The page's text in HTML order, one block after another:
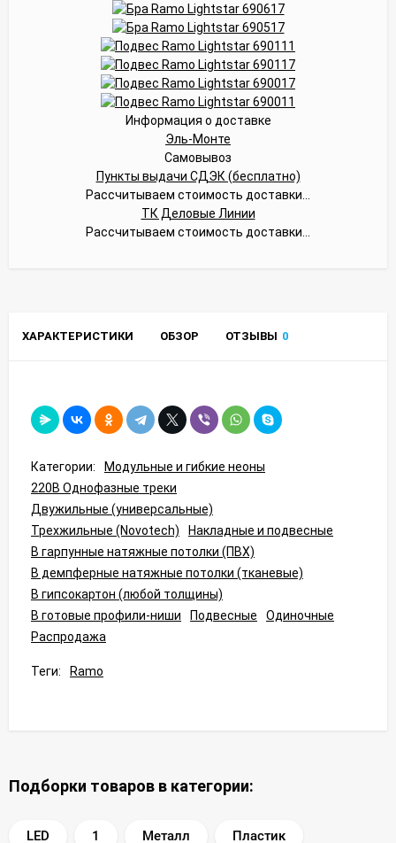
Информация о доставке
Эль-Монте
Самовывоз
Пункты выдачи СДЭК (бесплатно)
Рассчитываем стоимость доставки...
ТК Деловые Линии
Рассчитываем стоимость доставки...
ХАРАКТЕРИСТИКИ ОБЗОР ОТЗЫВЫ 0
Категории:
Модульные и гибкие неоны
220В Однофазные треки
Двужильные (универсальные)
Трехжильные (Novotech)
Накладные и подвесные
В гарпунные натяжные потолки (ПВХ)
В демпферные натяжные потолки (тканевые)
В гипсокартон (любой толщины)
В готовые профили-ниши
Подвесные
Одиночные
Распродажа
Теги: Ramo
Подборки товаров в категории:
LED 1 Металл Пластик